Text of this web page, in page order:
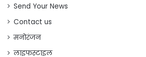
Send Your News
Contact us
मनोरंजन
लाइफस्टाइल